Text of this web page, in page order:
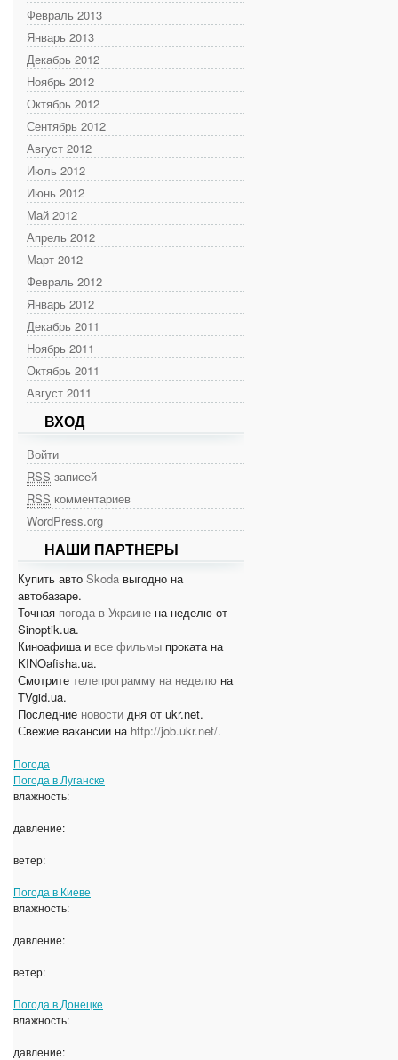
Февраль 2013
Январь 2013
Декабрь 2012
Ноябрь 2012
Октябрь 2012
Сентябрь 2012
Август 2012
Июль 2012
Июнь 2012
Май 2012
Апрель 2012
Март 2012
Февраль 2012
Январь 2012
Декабрь 2011
Ноябрь 2011
Октябрь 2011
Август 2011
ВХОД
Войти
RSS записей
RSS комментариев
WordPress.org
НАШИ ПАРТНЕРЫ
Купить авто Skoda выгодно на
автобазаре.
Точная погода в Украине на неделю от
Sinoptik.ua.
Киноафиша и все фильмы проката на
KINOafisha.ua.
Смотрите телепрограмму на неделю на
TVgid.ua.
Последние новости дня от ukr.net.
Свежие вакансии на http://job.ukr.net/.
Погода
Погода в Луганске
влажность:
давление:
ветер:
Погода в Киеве
влажность:
давление:
ветер:
Погода в Донецке
влажность:
давление: